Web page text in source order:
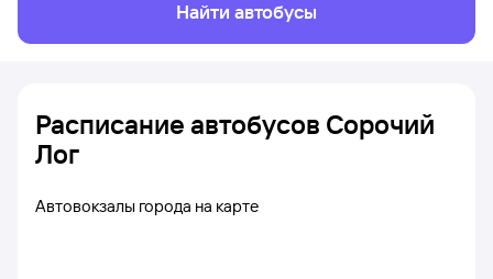
Найти автобусы
Расписание автобусов Сорочий
Лог
Автовокзалы города на карте